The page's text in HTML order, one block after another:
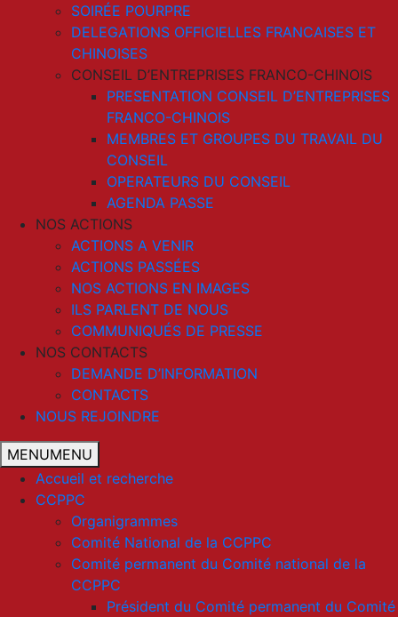
SOIRÉE POURPRE
DELEGATIONS OFFICIELLES FRANCAISES ET
CHINOISES
CONSEIL D’ENTREPRISES FRANCO-CHINOIS
PRESENTATION CONSEIL D’ENTREPRISES
FRANCO-CHINOIS
MEMBRES ET GROUPES DU TRAVAIL DU
CONSEIL
OPERATEURS DU CONSEIL
AGENDA PASSE
NOS ACTIONS
ACTIONS A VENIR
ACTIONS PASSÉES
NOS ACTIONS EN IMAGES
ILS PARLENT DE NOUS
COMMUNIQUÉS DE PRESSE
NOS CONTACTS
DEMANDE D’INFORMATION
CONTACTS
NOUS REJOINDRE
MENUMENU
Accueil et recherche
CCPPC
Organigrammes
Comité National de la CCPPC
Comité permanent du Comité national de la
CCPPC
Président du Comité permanent du Comité